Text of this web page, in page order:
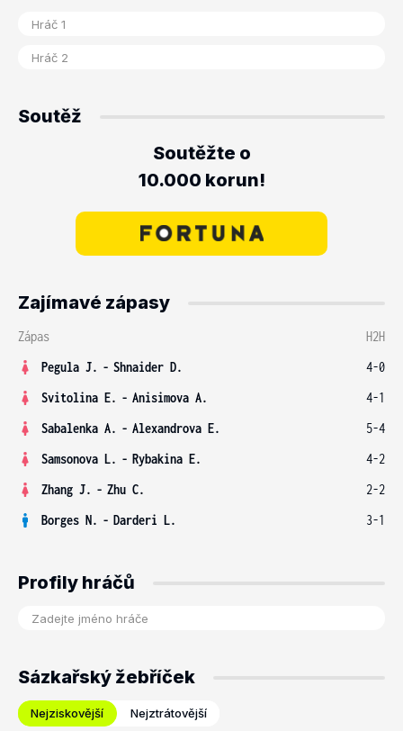
Soutěž
Soutěžte o
10.000 korun!
Zajímavé zápasy
Zápas
H2H
Pegula J. - Shnaider D.
4-0
Svitolina E. - Anisimova A.
4-1
Sabalenka A. - Alexandrova E.
5-4
Samsonova L. - Rybakina E.
4-2
Zhang J. - Zhu C.
2-2
Borges N. - Darderi L. 3-1
Profily hráčů
Sázkařský žebříček
Nejziskovější Nejztrátovější